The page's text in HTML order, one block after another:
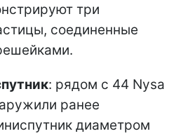
три
соединенные
: рядом с 44 Nysa
ранее
диаметром